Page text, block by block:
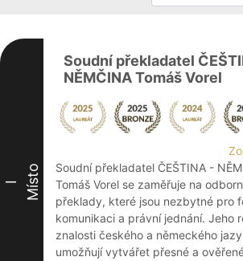
I Místo
Soudní překladatel
NĚMČINA Tomáš Vorel
Soudní překladatel ČEŠTINA -
Tomáš Vorel se zaměřuje na
překlady, které jsou nezbytné pro
komunikaci a právní jednání. Jeho
znalosti českého a německého
umožňují vytvářet přesné a